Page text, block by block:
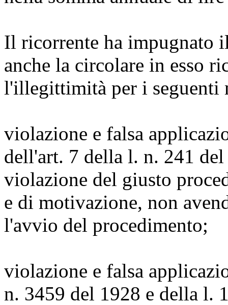
Il ricorrente ha impugnato
anche la circolare in esso
l'illegittimità per i seguenti
violazione e falsa
dell'art. 7 della l. n. 241
violazione del giusto
e di motivazione, non
l'avvio del procedimento;
violazione e falsa
n. 3459 del 1928 e della l.